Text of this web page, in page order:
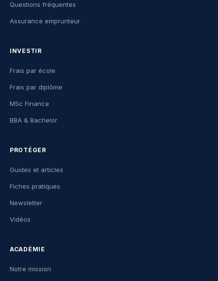
Questions fréquentes
Assurance emprunteur
INVESTIR
Frais par école
Frais par diplôme
MSc Finance
BBA & Bachelor
PROTÉGER
Guides et articles
Fiches pratiques
Newsletter
Vidéos
ACADÉMIE
Notre mission